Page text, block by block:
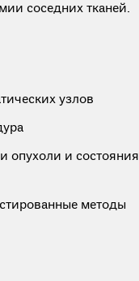
соседних тканей.
узлов
опухоли и состояния
методы